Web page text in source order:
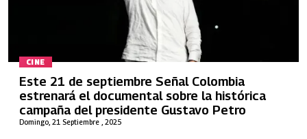
CINE
Domingo, 21 Septiembre , 2025
Este 21 de septiembre Señal Colombia
estrenará el documental sobre la histórica
campaña del presidente Gustavo Petro